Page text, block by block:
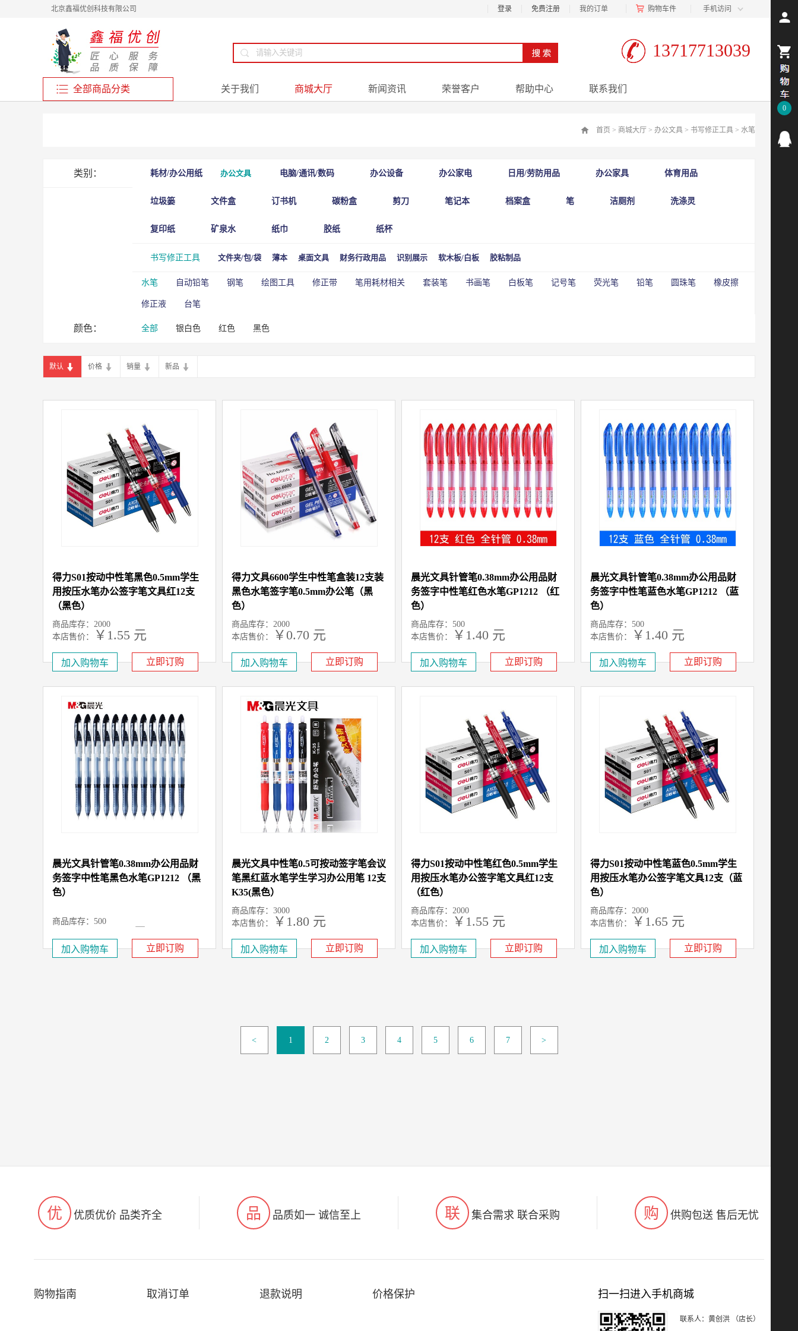
北京鑫福优创科技有限公司 手机访问
购物车件
我的订单
登录 免费注册
13717713039
全部商品分类 关于我们 商城大厅 新闻资讯 荣誉客户 帮助中心 联系我们
首页 > 商城大厅 > 办公文具 > 书写修正工具 > 水笔
类别： 耗材/办公用纸 办公文具
书写修正工具
水笔 自动铅笔 钢笔 绘图工具 修正带 笔用耗材相关 套装笔 书画笔 白板笔 记号笔 荧光笔 铅笔 圆珠笔 橡皮擦
修正液 台笔
文件夹/包/袋 薄本 桌面文具 财务行政用品 识别展示 软木板/白板 胶粘制品
电脑/通讯/数码 办公设备 办公家电 日用/劳防用品 办公家具 体育用品
垃圾篓 文件盒 订书机 碳粉盒 剪刀 笔记本 档案盒 笔 洁厕剂 洗涤灵
复印纸 矿泉水 纸巾 胶纸 纸杯
颜色： 全部 银白色 红色 黑色
默认 价格 销量 新品
得力S01按动中性笔黑色0.5mm学生
用按压水笔办公签字笔文具红12支
（黑色）
商品库存：2000
本店售价：
￥1.55 元
立即订购
得力文具6600学生中性笔盒装12支装
黑色水笔签字笔0.5mm办公笔（黑
色）
商品库存：2000
本店售价：
￥0.70 元
立即订购
晨光文具针管笔0.38mm办公用品财
务签字中性笔红色水笔GP1212 （红
色）
商品库存：500
本店售价：
￥1.40 元
立即订购
晨光文具针管笔0.38mm办公用品财
务签字中性笔蓝色水笔GP1212 （蓝
色）
商品库存：500
本店售价：
￥1.40 元
立即订购
晨光文具针管笔0.38mm办公用品财
务签字中性笔黑色水笔GP1212 （黑
色）
商品库存：500
￥1.40 元
立即订购
晨光文具中性笔0.5可按动签字笔会议
笔黑红蓝水笔学生学习办公用笔 12支
K35(黑色）
商品库存：3000
本店售价：
￥1.80 元
立即订购
得力S01按动中性笔红色0.5mm学生
用按压水笔办公签字笔文具红12支
（红色）
商品库存：2000
本店售价：
￥1.55 元
立即订购
得力S01按动中性笔蓝色0.5mm学生
用按压水笔办公签字笔文具12支（蓝
色）
商品库存：2000
本店售价：
￥1.65 元
立即订购
< 1 2 3 4 5 6 7 >
优 优质优价 品类齐全 品 品质如一 诚信至上 联 集合需求 联合采购 购 供购包送 售后无忧
购物指南 取消订单 退款说明 价格保护 扫一扫进入手机商城
联系人：黄创洪 （店长）
0